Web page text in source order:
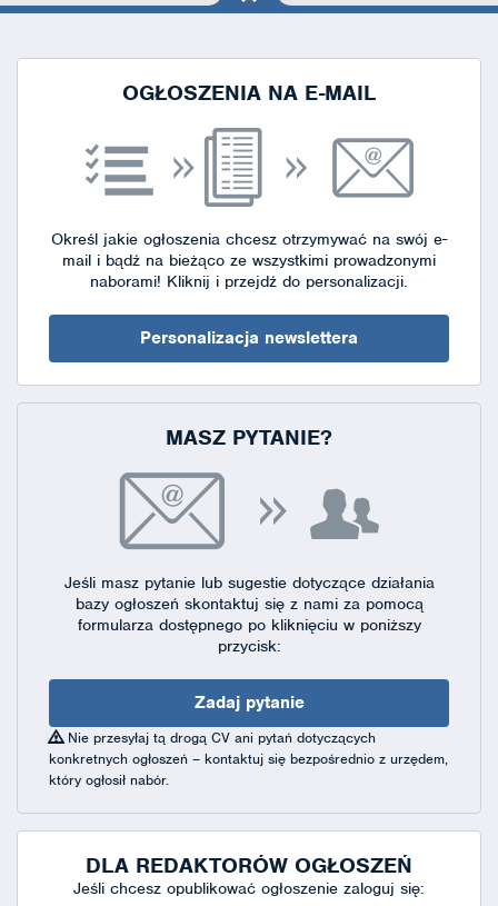
na górę
OGŁOSZENIA NA E-MAIL
Określ jakie ogłoszenia chcesz otrzymywać na swój e-
mail i bądź na bieżąco ze wszystkimi prowadzonymi
naborami! Kliknij i przejdź do personalizacji.
Personalizacja newslettera
MASZ PYTANIE?
Jeśli masz pytanie lub sugestie dotyczące działania
bazy ogłoszeń skontaktuj się z nami za pomocą
formularza dostępnegopo kliknięciu w poniższy
przycisk:
Zadaj pytanie
Nie przesyłaj tą drogą CV ani pytań dotyczących
konkretnych ogłoszeń – kontaktuj się bezpośrednio z urzędem,
który ogłosił nabór.
DLA REDAKTORÓW OGŁOSZEŃ
Jeśli chcesz opublikować ogłoszenie zaloguj się: